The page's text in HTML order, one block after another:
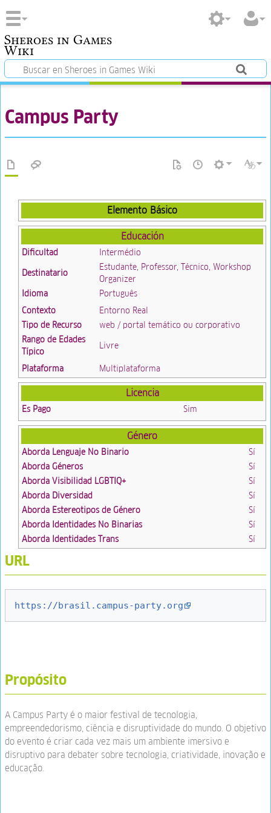
Sheroes in Games
Wiki
Campus Party
Elemento Básico
Educación
Dificultad
Intermédio
Destinatario
Estudante, Professor, Técnico, Workshop
Organizer
Idioma
Português
Contexto
Entorno Real
Tipo de Recurso
web / portal temático ou corporativo
Rango de Edades
Típico
Livre
Plataforma Multiplataforma
Licencia
Es Pago Sim
Género
Aborda Lenguaje No Binario
Sí
Aborda Géneros
Sí
Aborda Visibilidad LGBTIQ+
Sí
Aborda Diversidad
Sí
Aborda Estereotipos de Género
Sí
Aborda Identidades No Binarias
Sí
Aborda Identidades Trans
Sí
URL
https://brasil.campus-party.org
Propósito
A Campus Party é o maior festival de tecnologia,
empreendedorismo, ciência e disruptividade do mundo. O objetivo
do evento é criar cada vez mais um ambiente imersivo e
disruptivo para debater sobre tecnologia, criatividade, inovação e
educação.